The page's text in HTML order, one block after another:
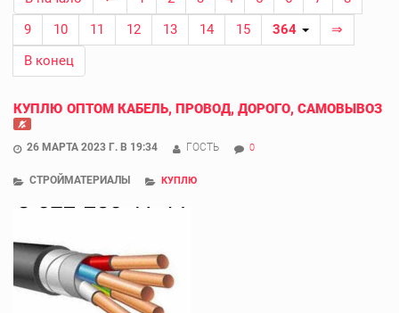
9
10 11 12 13 14 15 364
⇒
В конец
КУПЛЮ ОПТОМ КАБЕЛЬ, ПРОВОД, ДОРОГО, САМОВЫВОЗ
26 МАРТА 2023 Г. В 19:34 ГОСТЬ 0
СТРОЙМАТЕРИАЛЫ КУПЛЮ